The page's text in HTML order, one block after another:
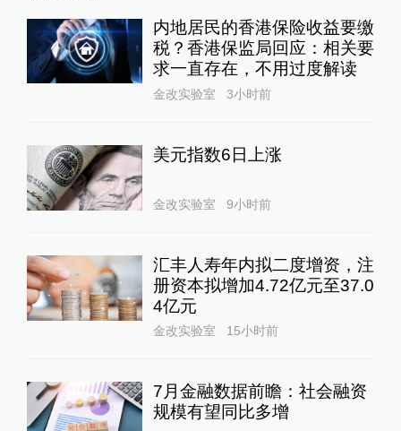
内地居民的香港保险收益要缴
税？香港保监局回应：相关要
求一直存在，不用过度解读
金改实验室 3小时前
美元指数6日上涨
金改实验室 9小时前
汇丰人寿年内拟二度增资，注
册资本拟增加4.72亿元至37.0
4亿元
金改实验室 15小时前
7月金融数据前瞻：社会融资
规模有望同比多增